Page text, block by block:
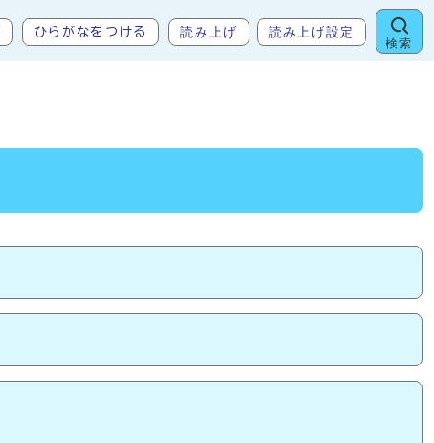
ひらがなをつける 読み上げ 読み上げ設定
検索